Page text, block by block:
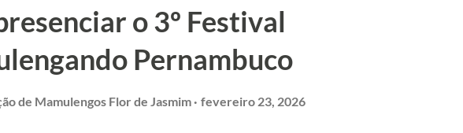
de Patrimônio Vivo de Pernambuco. Nos últimos anos, o
de Calú vem sendo administrado por esse grupo de jovens
o 3º Festival
Pernambuco
de Mamulengos Flor de Jasmim fevereiro 23, 2026